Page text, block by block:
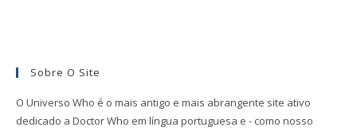
Sobre O Site
O Universo Who é o mais antigo e mais abrangente site ativo
dedicado a Doctor Who em língua portuguesa e - como nosso